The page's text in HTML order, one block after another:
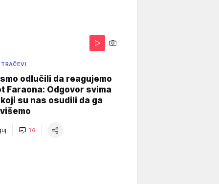
odlučili da reagujemo
Faraona: Odgovor svima
su nas osudili da ga
14